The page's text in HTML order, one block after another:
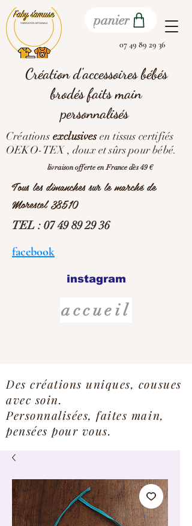
panier
livraison offerte en France dès 49 €
07 49 89 29 36
Tous les dimanches sur le marché de
Morestel 38510
facebook
TEL : 07 49 89 29 36
Création d'accessoires bébés
brodés faits main
personnalisés
instagram
Créations exclusivesen tissus certifiés
OEKO-TEX , doux et sûrs pour bébé.
accueil
Des créations uniques, cousues
avec soin.
Personnalisées, faites main,
pensées pour vous.